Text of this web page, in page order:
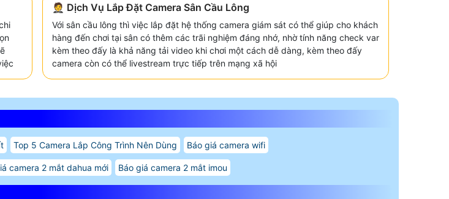
🤵 Dịch Vụ Lắp Đặt Camera Sân Cầu Lông
Với sân cầu lông thì việc lắp đặt hệ thống camera giám sát có thể giúp cho khách
hàng đến chơi tại sân có thêm các trãi nghiệm đáng nhớ, nhờ tính năng check var
kèm theo đấy là khả năng tải video khi chơi một cách dễ dàng, kèm theo đấy
camera còn có thể livestream trực tiếp trên mạng xã hội
Top 5 Camera Lắp Công Trình Nên Dùng Báo giá camera wifi
camera 2 mắt dahua mới Báo giá camera 2 mắt imou